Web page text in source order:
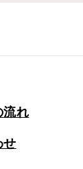
流れ
せ